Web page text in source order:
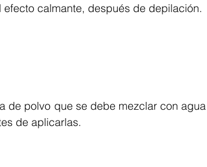
calmante, después de depilación.
de polvo que se debe mezclar con
de aplicarlas.